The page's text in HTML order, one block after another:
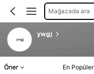
Mağazada ara
ywgj
Öner En Popüler